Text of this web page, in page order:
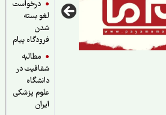
درخواست
لغو بسته
فرودگاه پیام
مطالبه
شفافیت در
دانشگاه
علوم پزشکی